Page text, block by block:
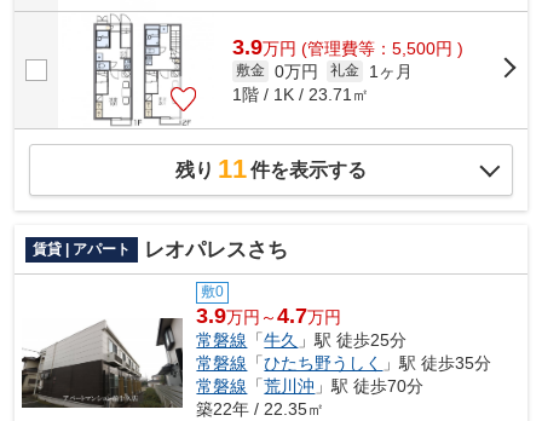
3.9万円 (管理費等：5,500円 )
敷金 0万円 礼金
1ヶ月
1階 / 1K / 23.71㎡
残り 11件を表示する
賃貸 | アパート レオパレスさち
敷0
3.9万円～4.7万円
常磐線 「牛久 」駅 徒歩25分
常磐線 「ひたち野うしく
」駅 徒歩35分
常磐線 「荒川沖 」駅 徒歩70分
築22年 / 22.35㎡